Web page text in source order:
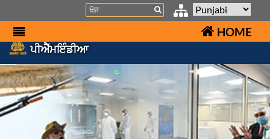
Search
HOME
ਪੀਐੱਮਇੰਡੀਆ